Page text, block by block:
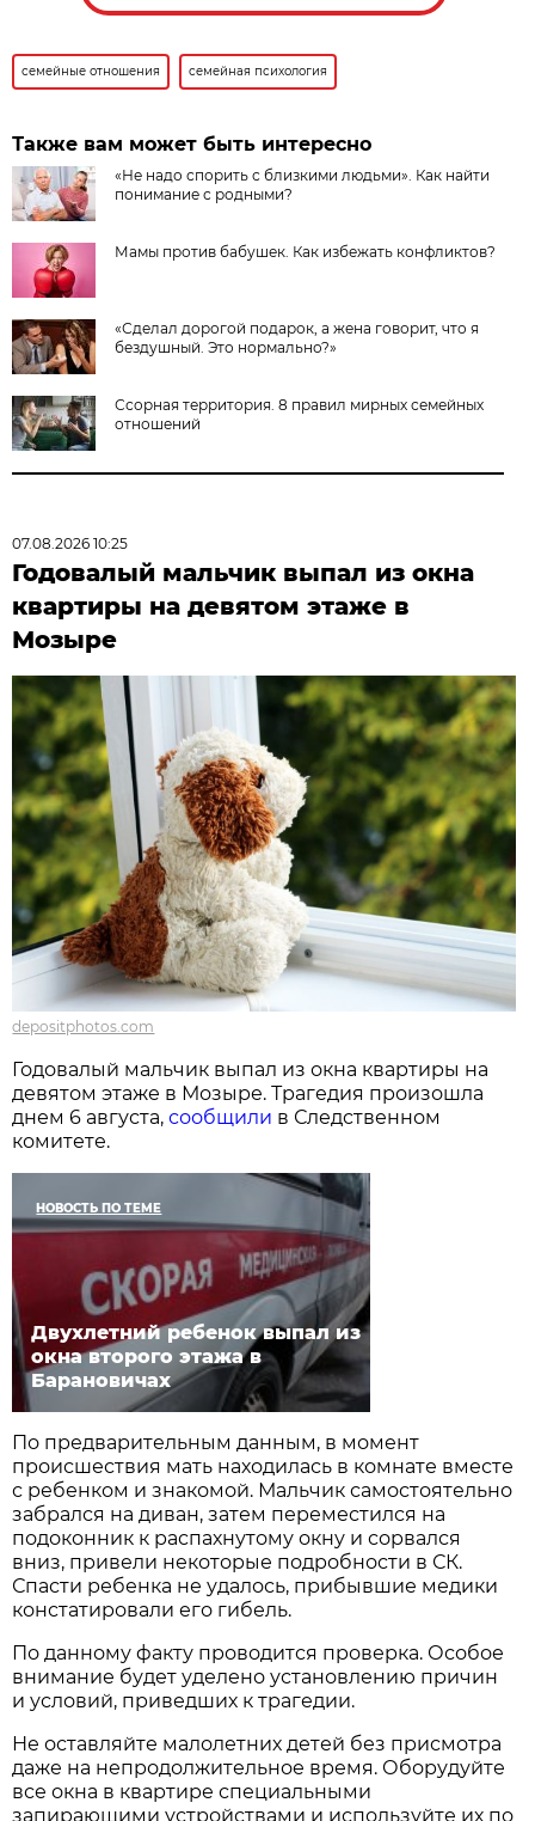
семейные отношения семейная психология
Также вам может быть интересно
«Не надо спорить с близкими людьми». Как найти
понимание с родными?
Мамы против бабушек. Как избежать конфликтов?
«Сделал дорогой подарок, а жена говорит, что я
бездушный. Это нормально?»
Ссорная территория. 8 правил мирных семейных
отношений
07.08.2026 10:25
Годовалый мальчик выпал из окна
квартиры на девятом этаже в
Мозыре
depositphotos.com
Годовалый мальчик выпал из окна квартиры на
девятом этаже в Мозыре. Трагедия произошла
днем 6 августа,сообщили в Следственном
комитете.
НОВОСТЬ ПО ТЕМЕ
Двухлетний ребенок выпал из
окна второго этажа в
Барановичах
По предварительным данным, в момент
происшествия мать находилась в комнате вместе
с ребенком и знакомой. Мальчик самостоятельно
забрался на диван, затем переместился на
подоконник к распахнутому окну и сорвался
вниз, привели некоторые подробности в СК.
Спасти ребенка не удалось, прибывшие медики
констатировали его гибель.
По данному факту проводится проверка. Особое
внимание будет уделено установлению причин
и условий, приведших к трагедии.
Не оставляйте малолетних детей без присмотра
даже на непродолжительное время. Оборудуйте
все окна в квартире специальными
запирающими устройствами и используйте их по